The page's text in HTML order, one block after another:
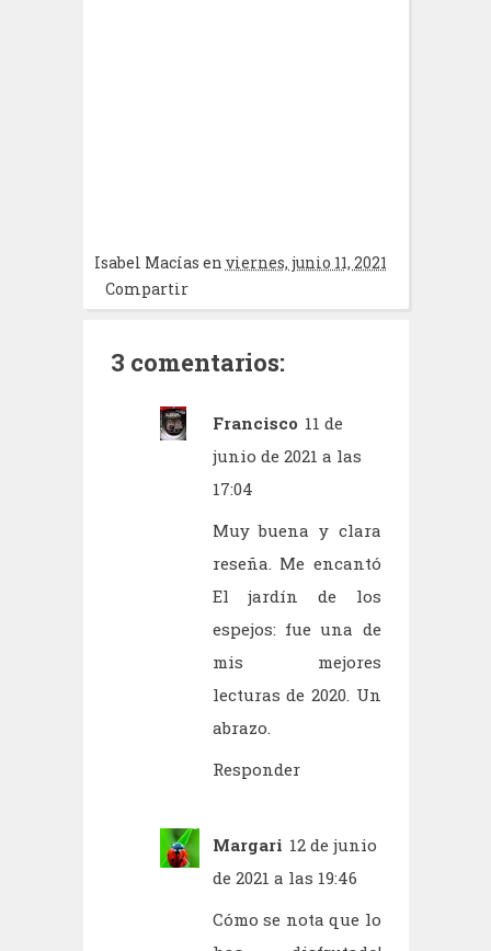
Isabel Macías en viernes, junio 11, 2021
Compartir
3 comentarios:
Francisco 11 de
junio de 2021 a las
17:04
Muy buena y clara
reseña. Me encantó
El jardín de los
espejos: fue una de
mis mejores
lecturas de 2020. Un
abrazo.
Responder
Margari 12 de junio
de 2021 a las 19:46
Cómo se nota que lo